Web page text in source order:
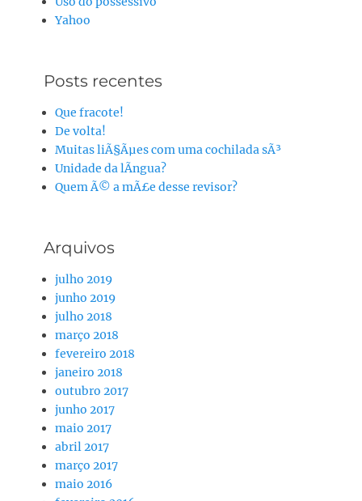
Yahoo
Posts recentes
Que fracote!
De volta!
Muitas liÃ§Ãµes com uma cochilada sÃ³
Unidade da lÃ­ngua?
Quem Ã© a mÃ£e desse revisor?
Arquivos
julho 2019
junho 2019
julho 2018
março 2018
fevereiro 2018
janeiro 2018
outubro 2017
junho 2017
maio 2017
abril 2017
março 2017
maio 2016